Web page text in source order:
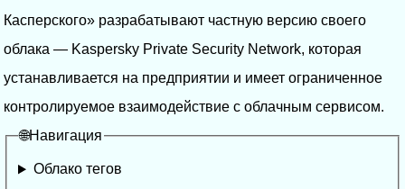
Касперского» разрабатывают частную версию своего
облака — Kaspersky Private Security Network, которая
устанавливается на предприятии и имеет ограниченное
контролируемое взаимодействие с облачным сервисом.
🌐Навигация
Облако тегов